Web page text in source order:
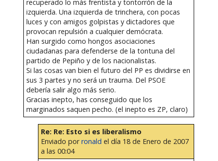
recuperado lo más frentista y tontorrón de la
izquierda. Una izquierda de trinchera, con pocas
luces y con amigos golpistas y dictadores que
provocan repulsión a cualquier demócrata.
Han surgido como hongos asociaciones
ciudadanas para defenderse de la tontuna del
partido de Pepiño y de los nacionalistas.
Si las cosas van bien el futuro del PP es dividirse en
sus 3 partes y no será un trauma. Del PSOE
debería salir algo más serio.
Gracias inepto, has conseguido que los
marginados saquen pecho. (el inepto es ZP, claro)
Re: Re: Esto si es liberalismo
Enviado porronald el día 18 de Enero de 2007
a las 00:04